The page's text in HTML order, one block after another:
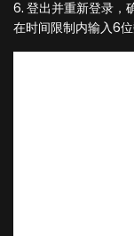
6. 登出并重新登录，
在时间限制内输入6位